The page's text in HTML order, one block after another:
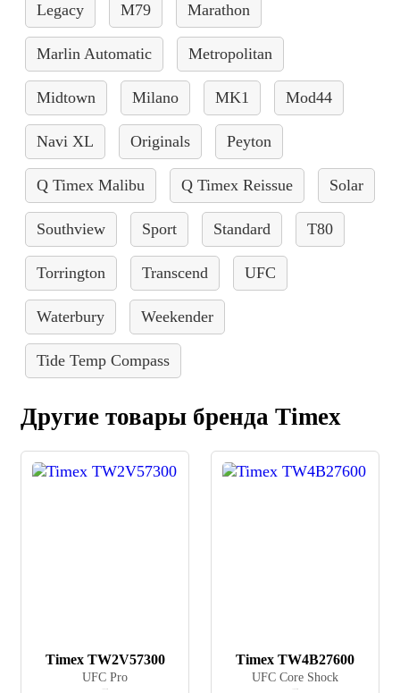
Legacy M79 Marathon
Marlin Automatic Metropolitan
Midtown Milano MK1 Mod44
Navi XL Originals Peyton
Q Timex Malibu Q Timex Reissue Solar
Southview Sport Standard T80
Torrington Transcend UFC
Waterbury Weekender
Tide Temp Compass
Другие товары бренда Timex
Timex TW2V57300
UFC Pro
Timex TW4B27600
UFC Core Shock